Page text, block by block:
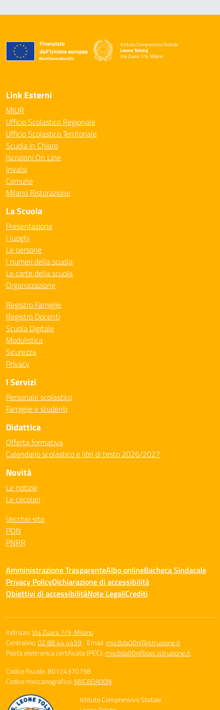
Istituto Comprensivo Statale
Leone Tolstoj
Via Zuara 7/9, Milano
— Visita la pagina iniziale della scuola
Link Esterni
MIUR
Ufficio Scolastico Regionale
Ufficio Scolastico Territoriale
Scuola in Chiaro
Iscrizioni On Line
Invalsi
Comune
Milano Ristorazione
La Scuola
Presentazione
I luoghi
Le persone
I numeri della scuola
Le carte della scuola
Organizzazione
Registro Famiglie
Registro Docenti
Scuola Digitale
Modulistica
Sicurezza
Privacy
I Servizi
Personale scolastico
Famiglie e studenti
Didattica
Offerta formativa
Calendario scolastico e libri di testo 2026/2027
Novità
Le notizie
Le circolari
Vecchio sito
PON
PNRR
Amministrazione TrasparenteAlbo onlineBacheca Sindacale
Privacy PolicyDichiarazione di accessibilità
Obiettivi di accessibilitàNote LegaliCrediti
Indirizzo:Via Zuara 7/9, Milano
Centralino:02 88 44 4459 Email: miic8da00n@istruzione.it
Posta elettronica certificata (PEC): miic8da00n@pec.istruzione.it
Codice fiscale: 80124370158
Codice meccanografico: MIIC8DA00N
Istituto Comprensivo Statale